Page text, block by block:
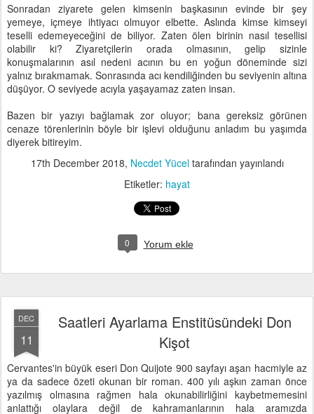
Sonradan ziyarete gelen kimsenin başkasının evinde bir şey
yemeye, içmeye ihtiyacı olmuyor elbette. Aslında kimse kimseyi
teselli edemeyeceğini de biliyor. Zaten ölen birinin nasıl tesellisi
olabilir ki? Ziyaretçilerin orada olmasının, gelip sizinle
konuşmalarının asıl nedeni acının bu en yoğun döneminde sizi
yalnız bırakmamak. Sonrasında acı kendiliğinden bu seviyenin altına
düşüyor. O seviyede acıyla yaşayamaz zaten insan.
Bazen bir yazıyı bağlamak zor oluyor; bana gereksiz görünen
cenaze törenlerinin böyle bir işlevi olduğunu anladım bu yaşımda
diyerek bitireyim.
17th December 2018, Necdet Yüceltarafından yayınlandı
Etiketler: hayat
0 Yorum ekle
DEC
11
Saatleri Ayarlama Enstitüsündeki Don
Kişot
Cervantes'in büyük eseri Don Quijote 900 sayfayı aşan hacmiyle az
ya da sadece özeti okunan bir roman. 400 yılı aşkın zaman önce
yazılmış olmasına rağmen hala okunabilirliğini kaybetmemesini
anlattığı olaylara değil de kahramanlarının hala aramızda